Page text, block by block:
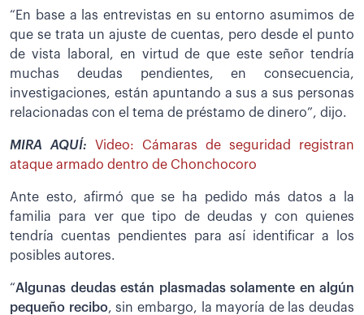
“En base a las entrevistas en su entorno asumimos de
que se trata un ajuste de cuentas, pero desde el punto
de vista laboral, en virtud de que este señor tendría
muchas deudas pendientes, en consecuencia,
investigaciones, están apuntando a sus a sus personas
relacionadas con el tema de préstamo de dinero”, dijo.
MIRA AQUÍ: Video: Cámaras de seguridad registran
ataque armado dentro de Chonchocoro
Ante esto, afirmó que se ha pedido más datos a la
familia para ver que tipo de deudas y con quienes
tendría cuentas pendientes para así identificar a los
posibles autores.
“Algunas deudas están plasmadas solamente en algún
pequeño recibo, sin embargo, la mayoría de las deudas